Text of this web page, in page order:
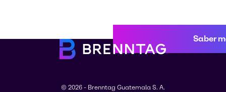
Saber
© 2026 - Brenntag Guatemala S. A.